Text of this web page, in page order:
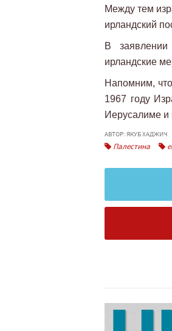
Между тем
ирландский
В заявлении
ирландские
Напомним,
1967 году
Иерусалиме и
АВТОР: ЯКУБ ХАДЖИЧ
Палестина